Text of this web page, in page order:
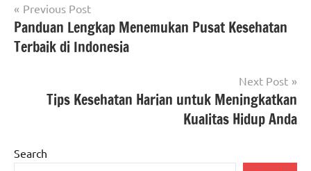
Post
navigation
Previous Post
Panduan Lengkap Menemukan Pusat Kesehatan
Terbaik di Indonesia
Next Post
Tips Kesehatan Harian untuk Meningkatkan
Kualitas Hidup Anda
Search